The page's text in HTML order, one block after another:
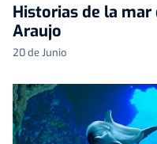
Historias de la mar
Araujo
20 de Junio